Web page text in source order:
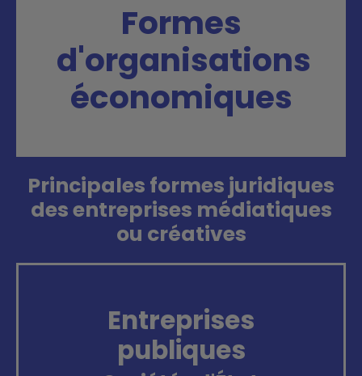
Formes
d'organisations
économiques
Principales formes juridiques
des entreprises médiatiques
ou créatives
Entreprises
publiques